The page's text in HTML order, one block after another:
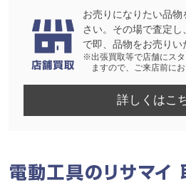
お売りになりたい品
さい。その場で査定
で即、品物をお売りい
※出張買取等で店舗にス
ますので、ご来店前にお
詳しくはこ